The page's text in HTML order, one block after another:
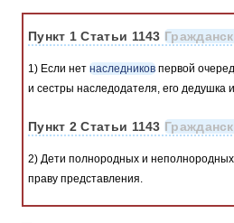
Пункт 1 Статьи 1143
1) Если нет наследников первой
и сестры наследодателя, его дедушка
Пункт 2 Статьи 1143
2) Дети полнородных и
праву представления.